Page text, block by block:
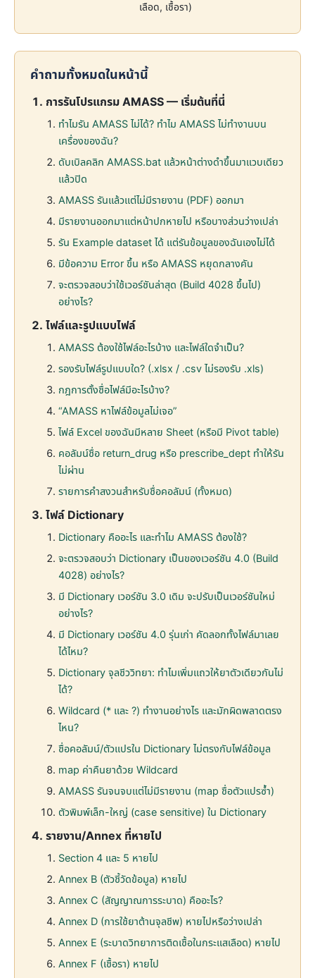
เลือด, เชื้อรา)
คำถามทั้งหมดในหน้านี้
การรันโปรแกรม AMASS — เริ่มต้นที่นี่
ทำไมรัน AMASS ไม่ได้? ทำไม AMASS ไม่ทำงานบน
เครื่องของฉัน?
ดับเบิลคลิก AMASS.bat แล้วหน้าต่างดำขึ้นมาแวบเดียว
แล้วปิด
AMASS รันแล้วแต่ไม่มีรายงาน (PDF) ออกมา
มีรายงานออกมาแต่หน้าปกหายไป หรือบางส่วนว่างเปล่า
รัน Example dataset ได้ แต่รันข้อมูลของฉันเองไม่ได้
มีข้อความ Error ขึ้น หรือ AMASS หยุดกลางคัน
จะตรวจสอบว่าใช้เวอร์ชันล่าสุด (Build 4028 ขึ้นไป)
อย่างไร?
ไฟล์และรูปแบบไฟล์
AMASS ต้องใช้ไฟล์อะไรบ้าง และไฟล์ใดจำเป็น?
รองรับไฟล์รูปแบบใด? (.xlsx / .csv ไม่รองรับ .xls)
กฎการตั้งชื่อไฟล์มีอะไรบ้าง?
“AMASS หาไฟล์ข้อมูลไม่เจอ”
ไฟล์ Excel ของฉันมีหลาย Sheet (หรือมี Pivot table)
คอลัมน์ชื่อ return_drug หรือ prescribe_dept ทำให้รัน
ไม่ผ่าน
รายการคำสงวนสำหรับชื่อคอลัมน์ (ทั้งหมด)
ไฟล์ Dictionary
Dictionary คืออะไร และทำไม AMASS ต้องใช้?
จะตรวจสอบว่า Dictionary เป็นของเวอร์ชัน 4.0 (Build
4028) อย่างไร?
มี Dictionary เวอร์ชัน 3.0 เดิม จะปรับเป็นเวอร์ชันใหม่
อย่างไร?
มี Dictionary เวอร์ชัน 4.0 รุ่นเก่า คัดลอกทั้งไฟล์มาเลย
ได้ไหม?
Dictionary จุลชีววิทยา: ทำไมเพิ่มแถวให้ยาตัวเดียวกันไม่
ได้?
Wildcard (* และ ?) ทำงานอย่างไร และมักผิดพลาดตรง
ไหน?
ชื่อคอลัมน์/ตัวแปรใน Dictionary ไม่ตรงกับไฟล์ข้อมูล
map ค่าคืนยาด้วย Wildcard
AMASS รันจนจบแต่ไม่มีรายงาน (map ชื่อตัวแปรซ้ำ)
ตัวพิมพ์เล็ก-ใหญ่ (case sensitive) ใน Dictionary
รายงาน/Annex ที่หายไป
Section 4 และ 5 หายไป
Annex B (ตัวชี้วัดข้อมูล) หายไป
Annex C (สัญญาณการระบาด) คืออะไร?
Annex D (การใช้ยาต้านจุลชีพ) หายไปหรือว่างเปล่า
Annex E (ระบาดวิทยาการติดเชื้อในกระแสเลือด) หายไป
Annex F (เชื้อรา) หายไป